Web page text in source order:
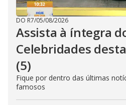
DO R7/05/08/2026
Assista à íntegra
Celebridades
(5)
Fique por dentro das últimas
famosos